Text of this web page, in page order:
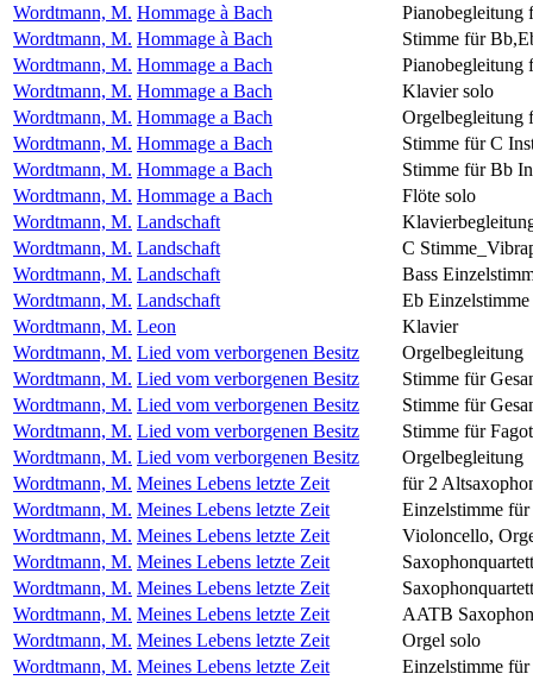
Wordtmann, M. Hommage à Bach
Pianobegleitung
Wordtmann, M. Hommage à Bach
Stimme für
Wordtmann, M. Hommage a Bach
Pianobegleitung
Wordtmann, M. Hommage a Bach
Klavier solo
Wordtmann, M. Hommage a Bach
Orgelbegleitung
Wordtmann, M. Hommage a Bach
Stimme für C
Wordtmann, M. Hommage a Bach
Stimme für Bb
Wordtmann, M. Hommage a Bach
Flöte solo
Wordtmann, M. Landschaft
Wordtmann, M. Landschaft
C
Wordtmann, M. Landschaft
Bass
Wordtmann, M. Landschaft
Eb Einzelstimme
Wordtmann, M. Leon
Klavier
Wordtmann, M. Lied vom verborgenen Besitz
Orgelbegleitung
Wordtmann, M. Lied vom verborgenen Besitz
Stimme für
Wordtmann, M. Lied vom verborgenen Besitz
Stimme für
Wordtmann, M. Lied vom verborgenen Besitz
Stimme für
Wordtmann, M. Lied vom verborgenen Besitz
Orgelbegleitung
Wordtmann, M. Meines Lebens letzte Zeit
für 2
Wordtmann, M. Meines Lebens letzte Zeit
Einzelstimme für
Wordtmann, M. Meines Lebens letzte Zeit
Violoncello,
Wordtmann, M. Meines Lebens letzte Zeit
Saxophonquartett
Wordtmann, M. Meines Lebens letzte Zeit
Saxophonquartett
Wordtmann, M. Meines Lebens letzte Zeit
AATB
Wordtmann, M. Meines Lebens letzte Zeit
Orgel solo
Wordtmann, M. Meines Lebens letzte Zeit
Einzelstimme